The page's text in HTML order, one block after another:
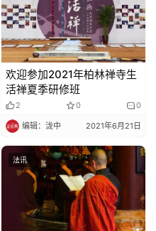
欢迎参加2021年柏林禅寺生
活禅夏季研修班
2 0 0
编辑：泷中 2021年6月21日
法讯